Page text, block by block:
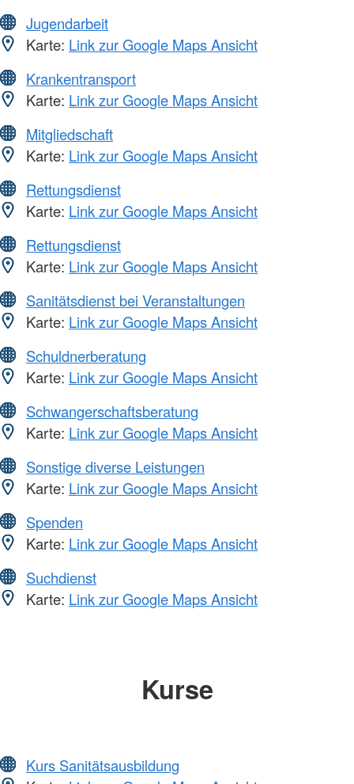
Jugendarbeit
Karte: Link zur Google Maps Ansicht
Krankentransport
Karte: Link zur Google Maps Ansicht
Mitgliedschaft
Karte: Link zur Google Maps Ansicht
Rettungsdienst
Karte: Link zur Google Maps Ansicht
Rettungsdienst
Karte: Link zur Google Maps Ansicht
Sanitätsdienst bei Veranstaltungen
Karte: Link zur Google Maps Ansicht
Schuldnerberatung
Karte: Link zur Google Maps Ansicht
Schwangerschaftsberatung
Karte: Link zur Google Maps Ansicht
Sonstige diverse Leistungen
Karte: Link zur Google Maps Ansicht
Spenden
Karte: Link zur Google Maps Ansicht
Suchdienst
Karte: Link zur Google Maps Ansicht
Kurse
Kurs Sanitätsausbildung